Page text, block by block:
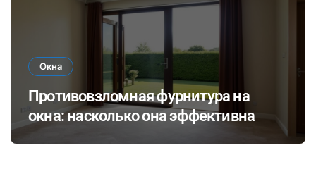
Окна
Противовзломная фурнитура на
окна: насколько она эффективна